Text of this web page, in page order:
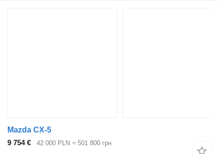
Mazda CX-5
9 754 €
42 000 PLN ≈ 501 800 грн